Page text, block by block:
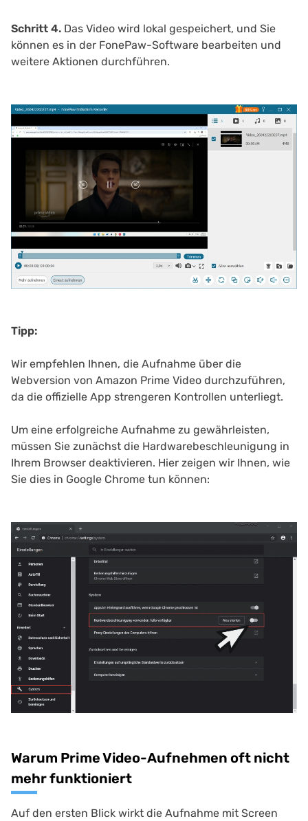
Schritt 4. Das Video wird lokal gespeichert, und Sie
können es in der FonePaw-Software bearbeiten und
weitere Aktionen durchführen.
Tipp:
Wir empfehlen Ihnen, die Aufnahme über die
Webversion von Amazon Prime Video durchzuführen,
da die offizielle App strengeren Kontrollen unterliegt.
Um eine erfolgreiche Aufnahme zu gewährleisten,
müssen Sie zunächst die Hardwarebeschleunigung in
Ihrem Browser deaktivieren. Hier zeigen wir Ihnen, wie
Sie dies in Google Chrome tun können:
Warum Prime Video-Aufnehmen oft nicht
mehr funktioniert
Auf den ersten Blick wirkt die Aufnahme mit Screen